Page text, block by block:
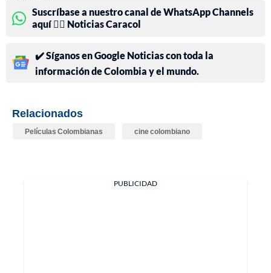
Suscríbase a nuestro canal de WhatsApp Channels
aquí 👉🏻 Noticias Caracol
✔️ Síganos en Google Noticias con toda la
información de Colombia y el mundo.
Relacionados
Películas Colombianas cine colombiano
PUBLICIDAD